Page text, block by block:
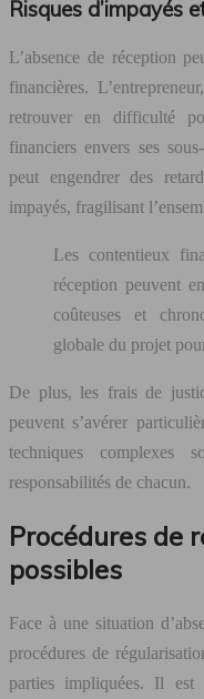
Risques d’impayés
L’absence de réception
financières.
retrouver en difficulté
financiers envers ses
peut engendrer des
impayés, fragilisant
Les contentieux
réception peuvent
coûteuses et
globale du projet
De plus, les frais de
peuvent s’avérer
techniques complexes
responsabilités de chacun.
Procédures de
possibles
Face à une situation
procédures de
parties impliquées. Il